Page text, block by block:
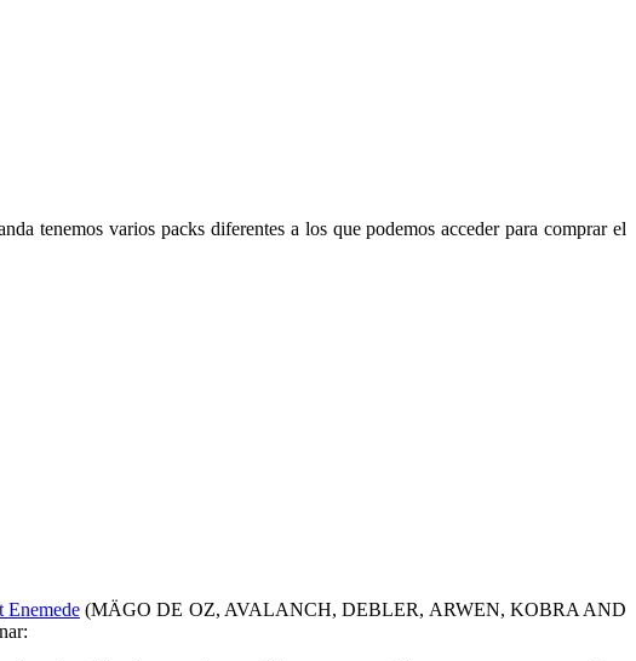
tenemos varios packs diferentes a los que podemos acceder para comprar el
Enemede(MÄGO DE OZ, AVALANCH, DEBLER, ARWEN, KOBRA AND